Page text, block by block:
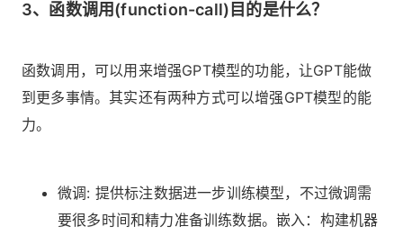
3、函数调用(function-call)目的是什么？
函数调用，可以用来增强GPT模型的功能，让GPT能做
到更多事情。其实还有两种方式可以增强GPT模型的能
力。
微调: 提供标注数据进一步训练模型，不过微调需
要很多时间和精力准备训练数据。嵌入：构建机器